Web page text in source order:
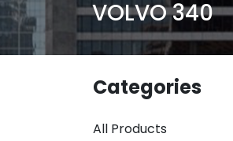
VOLVO 340
Categories
All Products